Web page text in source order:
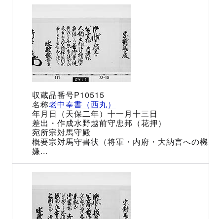
P10515
老中奉書（西丸）
（天保二年）十一月十三日
水野越前守忠邦（花押）
宗対馬守殿
宗対馬守書状（将軍・内府・大納言への機
嫌...